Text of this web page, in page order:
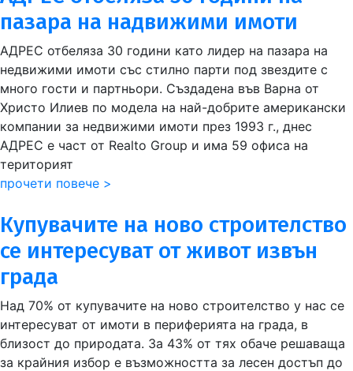
пазара на надвижими имоти
АДРЕС отбеляза 30 години като лидер на пазара на
недвижими имоти със стилно парти под звездите с
много гости и партньори. Създадена във Варна от
Христо Илиев по модела на най-добрите американски
компании за недвижими имоти през 1993 г., днес
АДРЕС е част от Realto Group и има 59 офиса на
територият
прочети повече >
Купувачите на ново строителство
се интересуват от живот извън
града
Над 70% от купувачите на ново строителство у нас се
интересуват от имоти в периферията на града, в
близост до природата. За 43% от тях обаче решаваща
за крайния избор е възможността за лесен достъп до